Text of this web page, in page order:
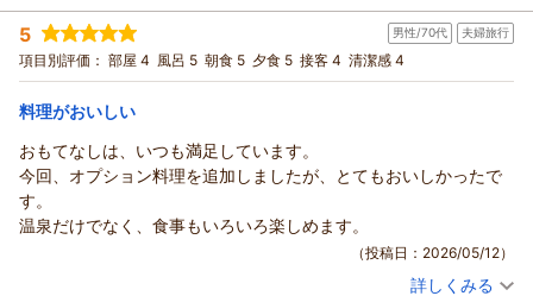
せ。
ピコちゃん様の次回のご来館をスタッフ一同心よりお待ち申し
上げます。
投稿者： ゆかりんさん(女性/60代)
宿泊プラン： 幻想的なライトアップと共にイス・テーブルで楽しむ旬会席
♪ ガーデンダイニング『はなみずき』プラン
和室 朝・夕
宿泊価格帯： 21,001～22,000円(大人一人あたり/税込)
ゆかりん様
この度は当館にご宿泊いただき誠にありがとうございました。
さらにはご滞在中ご満足いただけたようで大変うれしく存じま
す。
これからも守るべき伝統を大切にしつつ、時代に合ったサービ
5 男性/70代 夫婦旅行
項目別評価： 部屋 4 風呂 5 朝食 5 夕食 5 接客 4 清潔感 4
料理がおいしい
おもてなしは、いつも満足しています。
今回、オプション料理を追加しましたが、とてもおいしかったで
す。
温泉だけでなく、食事もいろいろ楽しめます。
（投稿日：2026/05/12）
詳しくみる